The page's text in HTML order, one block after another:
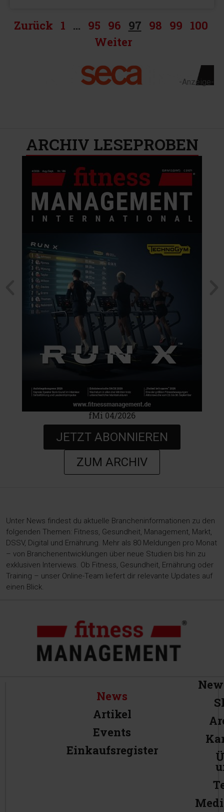
Zurück 1 … 95 96 97 98 99 100
Weiter
-Anzeige-
ARCHIV LESEPROBEN​
fMi 04/2026
JETZT ABONNIEREN
ZUM ARCHIV
Unter News findest du aktuelle Brancheninformationen zu den
folgenden Themen: Fitness, Gesundheit, Management, Markt,
DSSV, Digital und Ernährung. Mehr als 80 Meldungen pro Monat
– von Branchenentwicklungen über neue Studien bis hin zu
exklusiven Interviews. Ob Fitness, Gesundheit, Ernährung oder
Training – unser Online-Team liefert dir relevante Updates auf
einen Blick.
News
Artikel
Events
Einkaufsregister